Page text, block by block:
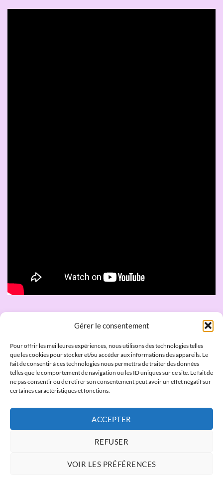
Gérer le consentement
Pour offrir les meilleures expériences, nous utilisons des technologies telles
que les cookies pour stocker et/ou accéder aux informations des appareils. Le
fait de consentir à ces technologies nous permettra de traiter des données
telles que le comportement de navigation ou les ID uniques sur ce site. Le fait de
ne pas consentir ou de retirer son consentement peut avoir un effet négatif sur
certaines caractéristiques et fonctions.
ACCEPTER
REFUSER
VOIR LES PRÉFÉRENCES
QUI SOMMES NOUS
Laboratoires JCD
4 bis Quai jean Jacques Rousseau, 69350 La Mulatière
+33 (0)4 72 98 04 84Fax :+33 (0)4 72 98 31 48
administratif@laboratoires-jcd.com